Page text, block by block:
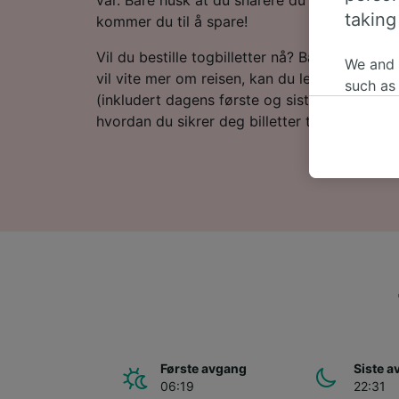
kommer du til å spare!
Vil du bestille togbilletter nå? Bare start et
vil vite mer om reisen, kan du lese videre
(inkludert dagens første og siste tog),
hvordan du sikrer deg billetter til en lav pris.
Første avgang
06:19
Siste
22:31
We
such
where